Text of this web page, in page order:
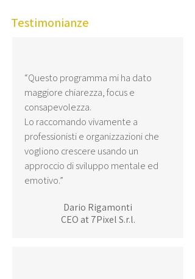
Testimonianze
“Questo programma mi ha dato
maggiore chiarezza, focus e
consapevolezza.
Lo raccomando vivamente a
professionisti e organizzazioni che
vogliono crescere usando un
approccio di sviluppo mentale ed
emotivo.”
Dario Rigamonti
CEO at 7Pixel S.r.l.